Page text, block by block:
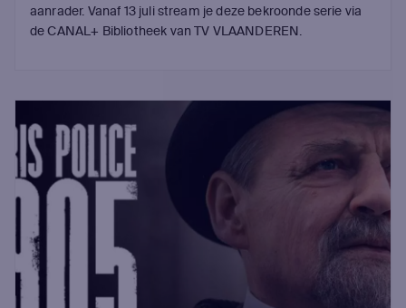
aanrader. Vanaf 13 juli stream je deze bekroonde serie via
de CANAL+ Bibliotheek van TV VLAANDEREN.